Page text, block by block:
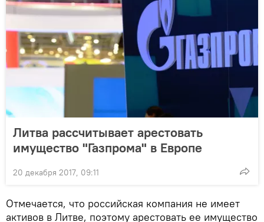
Литва рассчитывает арестовать
имущество "Газпрома" в Европе
20 декабря 2017, 09:11
Отмечается, что российская компания не имеет
активов в Литве, поэтому арестовать ее имущество